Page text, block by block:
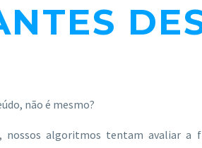
não é mesmo?
algoritmos tentam avaliar